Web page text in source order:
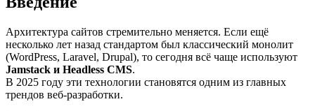
Архитектура сайтов стремительно меняется. Если ещё
несколько лет назад стандартом был классический монолит
(WordPress, Laravel, Drupal), то сегодня всё чаще используют
Jamstack и Headless CMS.
В 2025 году эти технологии становятся одним из главных
трендов веб-разработки.